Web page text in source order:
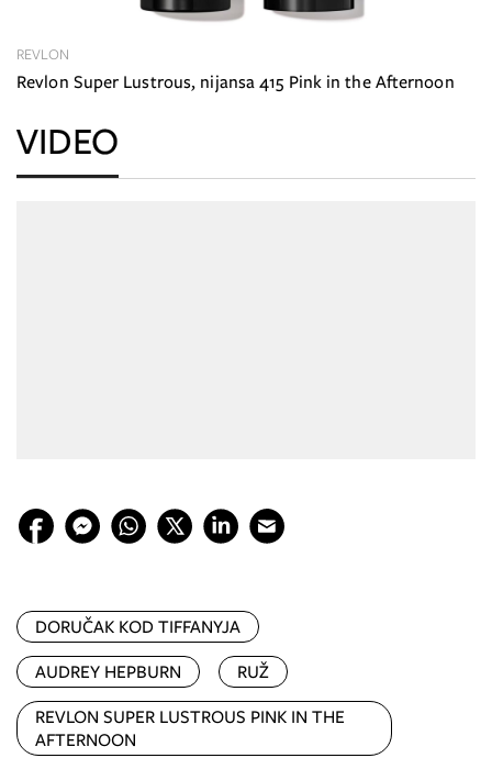
Revlon Super Lustrous, nijansa 415 Pink in the Afternoon
REVLON
VIDEO
DORUČAK KOD TIFFANYJA
AUDREY HEPBURN
RUŽ
REVLON SUPER LUSTROUS PINK IN THE
AFTERNOON